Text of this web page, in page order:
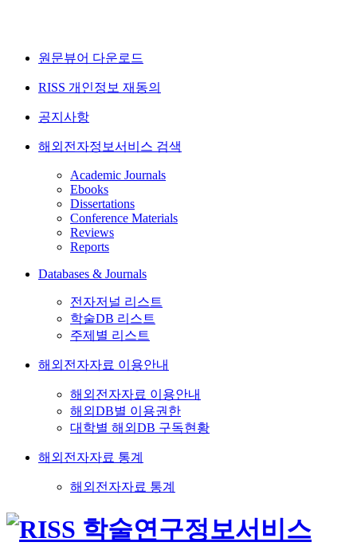
원문뷰어 다운로드
RISS 개인정보 재동의
공지사항
해외전자정보서비스 검색
Academic Journals
Ebooks
Dissertations
Conference Materials
Reviews
Reports
Databases & Journals
전자저널 리스트
학술DB 리스트
주제별 리스트
해외전자자료 이용안내
해외전자자료 이용안내
해외DB별 이용권한
대학별 해외DB 구독현황
해외전자자료 통계
해외전자자료 통계